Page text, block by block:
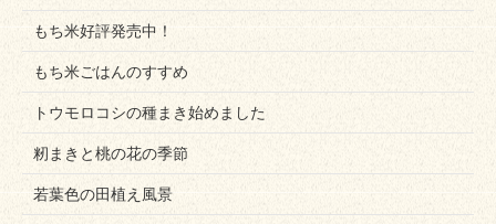
もち米好評発売中！
もち米ごはんのすすめ
トウモロコシの種まき始めました
籾まきと桃の花の季節
若葉色の田植え風景